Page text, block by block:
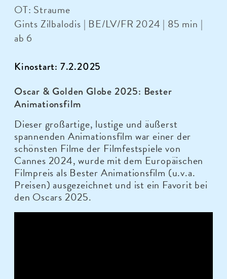
OT: Straume
Gints Zilbalodis | BE/LV/FR 2024 | 85 min |
ab 6
Kinostart: 7.2.2025
Oscar & Golden Globe 2025: Bester
Animationsfilm
Dieser großartige, lustige und äußerst
spannenden Animationsfilm war einer der
schönsten Filme der Filmfestspiele von
Cannes 2024, wurde mit dem Europäischen
Filmpreis als Bester Animationsfilm (u.v.a.
Preisen) ausgezeichnet und ist ein Favorit bei
den Oscars 2025.